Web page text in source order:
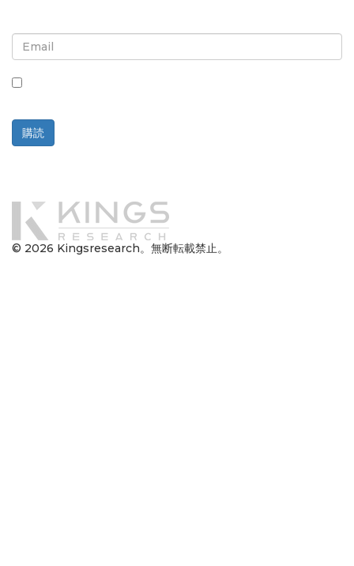
購読
© 2026 Kingsresearch。無断転載禁止。